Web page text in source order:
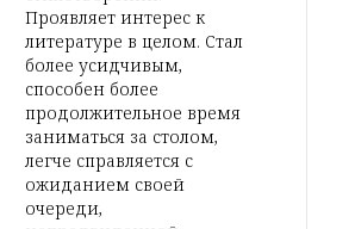
Проявляет интерес к
литературе в целом. Стал
более усидчивым,
способен более
продолжительное время
заниматься за столом,
легче справляется с
ожиданием своей
очереди,